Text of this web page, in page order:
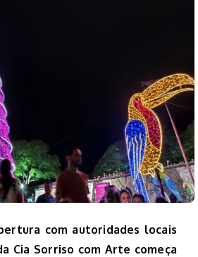
com autoridades locais
Cia Sorriso com Arte começa